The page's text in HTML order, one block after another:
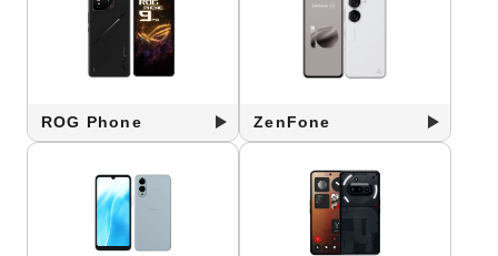
ROG Phone ZenFone